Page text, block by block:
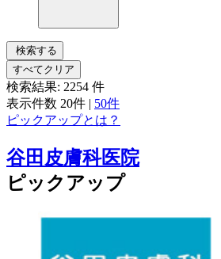
検索する
すべてクリア
検索結果: 2254 件
表示件数 20件 | 50件
ピックアップとは？
谷田皮膚科医院
ピックアップ